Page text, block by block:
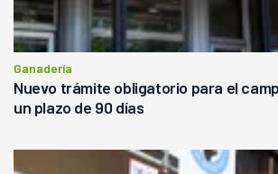
Ganadería
Nuevo trámite obligatorio para el
un plazo de 90 días